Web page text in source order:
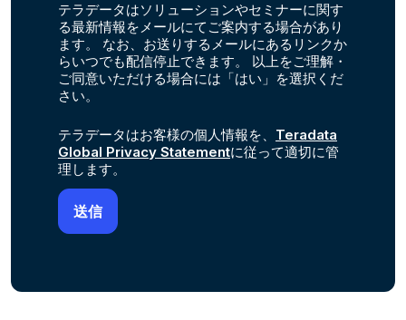
テラデータはソリューションやセミナーに関す
る最新情報をメールにてご案内する場合があり
ます。 なお、お送りするメールにあるリンクか
らいつでも配信停止できます。 以上をご理解・
ご同意いただける場合には「はい」を選択くだ
さい。
テラデータはお客様の個人情報を、 Teradata
Global Privacy Statementに従って適切に管
理します。